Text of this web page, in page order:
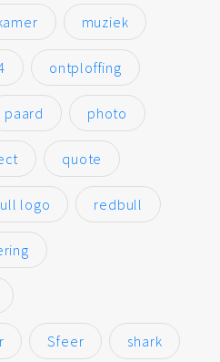
muziek
ontploffing
paard photo
quote
logo redbull
Sfeer shark